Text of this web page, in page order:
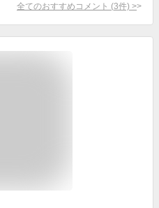
全てのおすすめコメント (3件) >